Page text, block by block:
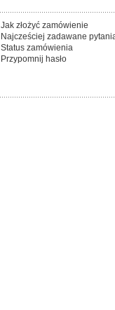
Jak złożyć zamówienie
Najcześciej zadawane
Status zamówienia
Przypomnij hasło